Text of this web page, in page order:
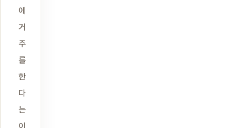
에
거
주
를
한
다
는